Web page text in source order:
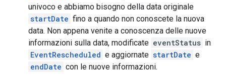
univoco e abbiamo bisogno della data originale
startDate fino a quando non conoscete la nuova
data. Non appena venite a conoscenza delle nuove
informazioni sulla data, modificate eventStatus in
EventRescheduled e aggiornate startDate e
endDate con le nuove informazioni.